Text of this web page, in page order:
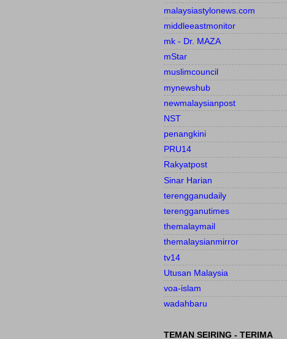
malaysiastylonews.com
middleeastmonitor
mk - Dr. MAZA
mStar
muslimcouncil
mynewshub
newmalaysianpost
NST
penangkini
PRU14
Rakyatpost
Sinar Harian
terengganudaily
terengganutimes
themalaymail
themalaysianmirror
tv14
Utusan Malaysia
voa-islam
wadahbaru
TEMAN SEIRING - TERIMA